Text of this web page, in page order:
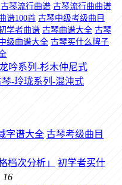
古琴流行曲谱 古琴流行曲曲谱
谱100首 古琴中级考级曲目
学者曲谱 古琴曲谱大全 古琴
级曲谱大全 古琴买什么牌子
古琴考级曲目
初学者买什
16